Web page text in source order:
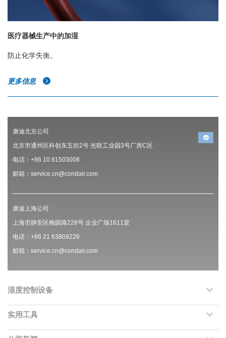
医疗器械生产中的加湿
防止化学失衡。
更多信息
康迪北京公司
北京市通州区科创东五街2号 光联工业园3号厂房C区
电话：+86 10 81503008
邮箱：service.cn@condair.com
康迪上海公司
上海市静安区梅园路228号 企业广场1611室
电话：+86 21 63809226
邮箱：service.cn@condair.com
湿度控制设备
实用工具